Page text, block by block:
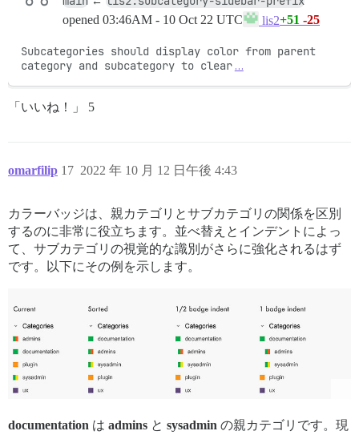
opened 03:46AM - 10 Oct 22 UTC lis2+51 -25
Subcategories should display color from parent
category and subcategory to clear …
「いいね！」 5
omarfilip 2022 年 10 月 12 日午後 4:43
17
カラーバッジは、親カテゴリとサブカテゴリの関係を区別
するのに非常に役立ちます。並べ替えとインデントによっ
て、サブカテゴリの視覚的な識別がさらに強化されるはず
です。以下にその例を示します。
documentation は admins と sysadmin の親カテゴリです。現